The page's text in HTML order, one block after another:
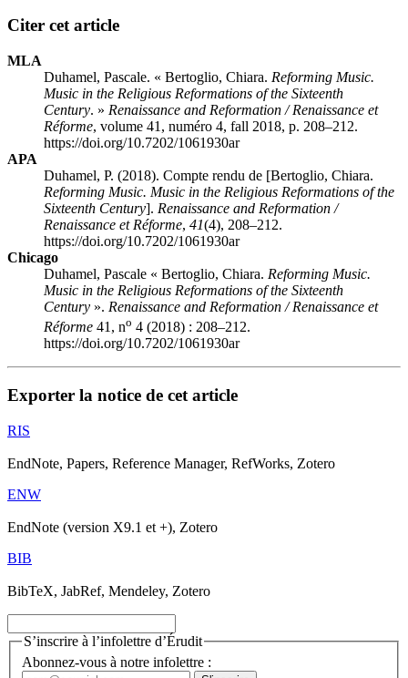
Citer cet article
MLA
Duhamel, Pascale. « Bertoglio, Chiara. Reforming Music.
Music in the Religious Reformations of the Sixteenth
Century. » Renaissance and Reformation / Renaissance et
Réforme, volume 41, numéro 4, fall 2018, p. 208–212.
https://doi.org/10.7202/1061930ar
APA
Duhamel, P. (2018). Compte rendu de [Bertoglio, Chiara.
Reforming Music. Music in the Religious Reformations of the
Sixteenth Century]. Renaissance and Reformation /
Renaissance et Réforme, 41(4), 208–212.
https://doi.org/10.7202/1061930ar
Chicago
Duhamel, Pascale « Bertoglio, Chiara. Reforming Music.
Music in the Religious Reformations of the Sixteenth
Century ». Renaissance and Reformation / Renaissance et
Réforme 41, no 4 (2018) : 208–212.
https://doi.org/10.7202/1061930ar
Exporter la notice de cet article
RIS
EndNote, Papers, Reference Manager, RefWorks, Zotero
ENW
EndNote (version X9.1 et +), Zotero
BIB
BibTeX, JabRef, Mendeley, Zotero
S’inscrire à l’infolettre d’Érudit
Abonnez-vous à notre infolettre :